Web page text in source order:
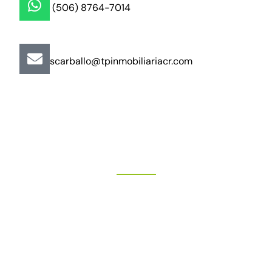
(506) 8764-7014
scarballo@tpinmobiliariacr.com